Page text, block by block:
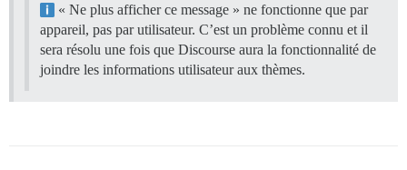
« Ne plus afficher ce message » ne fonctionne que par
appareil, pas par utilisateur. C’est un problème connu et il
sera résolu une fois que Discourse aura la fonctionnalité de
joindre les informations utilisateur aux thèmes.